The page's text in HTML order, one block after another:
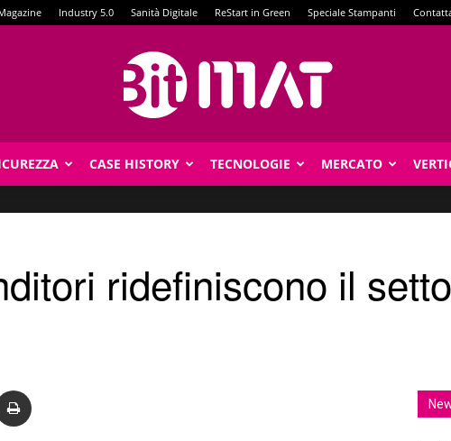
Industry 5.0 Sanità Digitale ReStart in Green Speciale Stampanti
CASE HISTORY TECNOLOGIE MERCATO
ridefiniscono il